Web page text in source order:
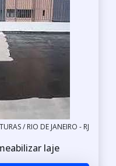
/ RIO DE JANEIRO - RJ
laje